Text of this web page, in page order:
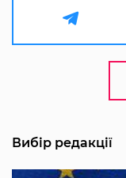
Вибір редакції